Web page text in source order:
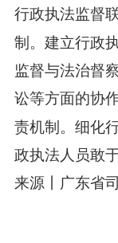
行政执法监督联
制。建立行政
监督与法治督
讼等方面的协作
责机制。细化
政执法人员敢
来源丨 广东省